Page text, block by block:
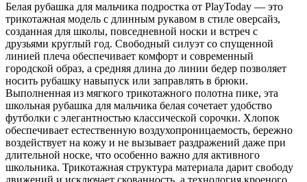
Белая рубашка для мальчика подростка от PlayToday — это
трикотажная модель с длинным рукавом в стиле оверсайз,
созданная для школы, повседневной носки и встреч с
друзьями круглый год. Свободный силуэт со спущенной
линией плеча обеспечивает комфорт и современный
городской образ, а средняя длина до линии бедер позволяет
носить рубашку навыпуск или заправлять в брюки.
Выполненная из мягкого трикотажного полотна пике, эта
школьная рубашка для мальчика белая сочетает удобство
футболки с элегантностью классической сорочки. Хлопок
обеспечивает естественную воздухопроницаемость, бережно
воздействует на кожу и не вызывает раздражений даже при
длительной носке, что особенно важно для активного
школьника. Трикотажная структура материала дарит свободу